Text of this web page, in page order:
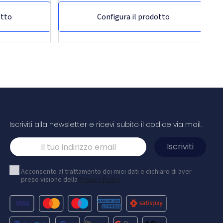
Configura il prodotto
intera
con collo
Tasca
e zip
lati e sul petto.
Iscriviti alla newsletter e ricevi subito il codice via mail.
Acconsento al trattamento dei miei dati e dichiaro di aver
preso visione della Privacy Policy